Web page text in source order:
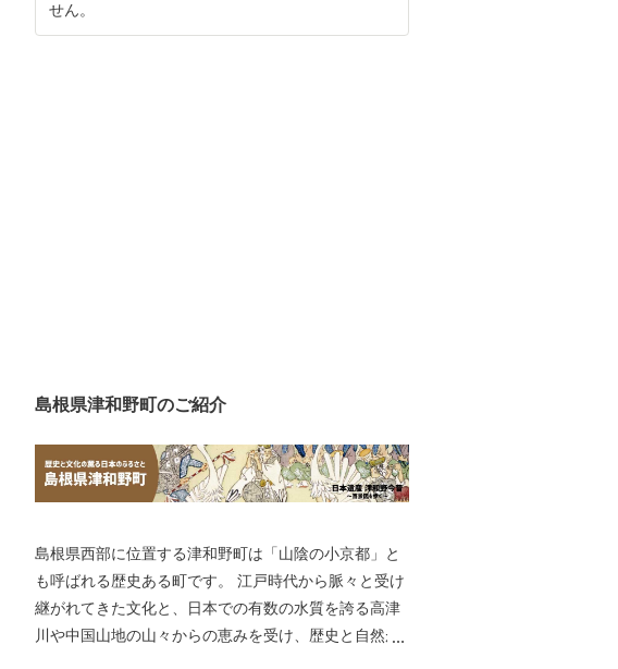
せん。
島根県津和野町のご紹介
島根県西部に位置する津和野町は「山陰の小京都」と
も呼ばれる歴史ある町です。 江戸時代から脈々と受け
継がれてきた文化と、日本での有数の水質を誇る高津
川や中国山地の山々からの恵みを受け、歴史と自然が